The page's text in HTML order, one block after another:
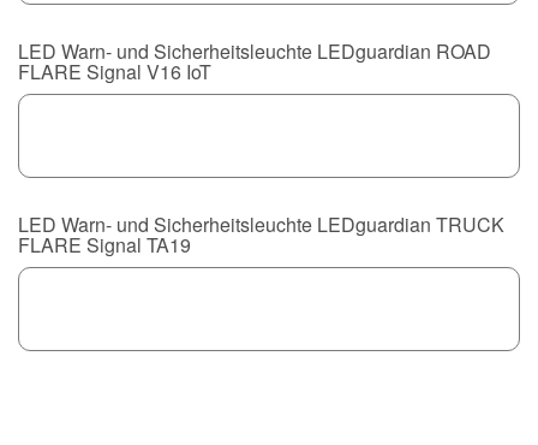
LED Warn- und Sicherheitsleuchte LEDguardian ROAD
FLARE Signal V16 IoT
LED Warn- und Sicherheitsleuchte LEDguardian TRUCK
FLARE Signal TA19